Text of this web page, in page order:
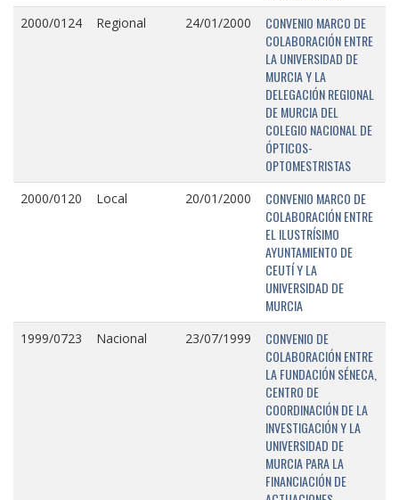
2000/0124 Regional 24/01/2000
CONVENIO MARCO DE
COLABORACIÓN ENTRE
LA UNIVERSIDAD DE
MURCIA Y LA
DELEGACIÓN REGIONAL
DE MURCIA DEL
COLEGIO NACIONAL DE
ÓPTICOS-
OPTOMESTRISTAS
2000/0120 Local 20/01/2000
CONVENIO MARCO DE
COLABORACIÓN ENTRE
EL ILUSTRÍSIMO
AYUNTAMIENTO DE
CEUTÍ Y LA
UNIVERSIDAD DE
MURCIA
1999/0723 Nacional 23/07/1999
CONVENIO DE
COLABORACIÓN ENTRE
LA FUNDACIÓN SÉNECA,
CENTRO DE
COORDINACIÓN DE LA
INVESTIGACIÓN Y LA
UNIVERSIDAD DE
MURCIA PARA LA
FINANCIACIÓN DE